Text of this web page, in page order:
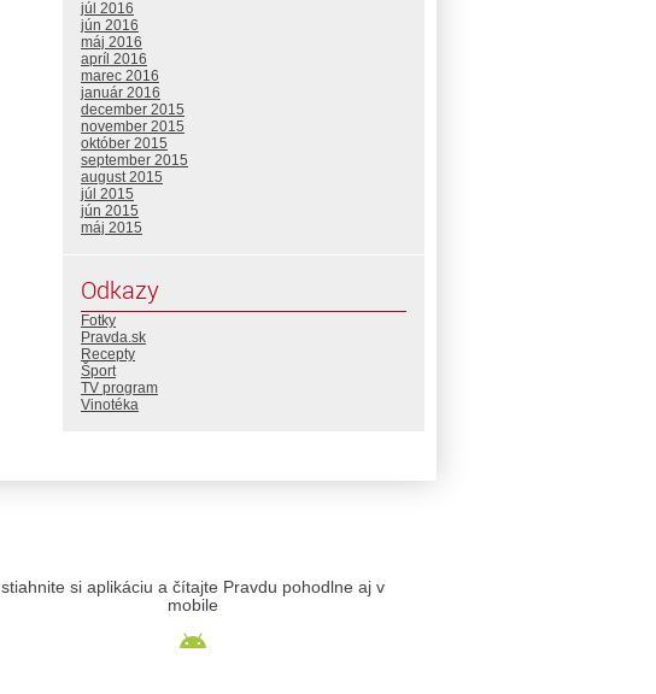
júl 2016
jún 2016
máj 2016
apríl 2016
marec 2016
január 2016
december 2015
november 2015
október 2015
september 2015
august 2015
júl 2015
jún 2015
máj 2015
Odkazy
Fotky
Pravda.sk
Recepty
Šport
TV program
Vinotéka
stiahnite si aplikáciu a čítajte Pravdu pohodlne aj v
mobile